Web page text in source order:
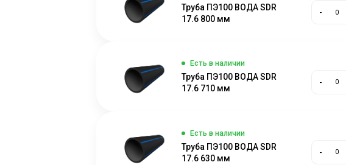
Труба ПЭ100 ВОДА SDR
17.6 800 мм
-
Есть в наличии
Труба ПЭ100 ВОДА SDR
17.6 710 мм
-
Есть в наличии
Труба ПЭ100 ВОДА SDR
17.6 630 мм
-